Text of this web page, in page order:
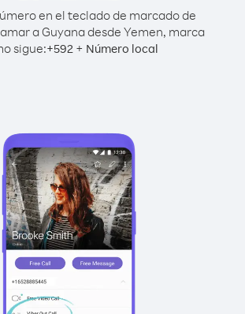
en el teclado de marcado de
a Guyana desde Yemen, marca
sigue:+592+ Número local